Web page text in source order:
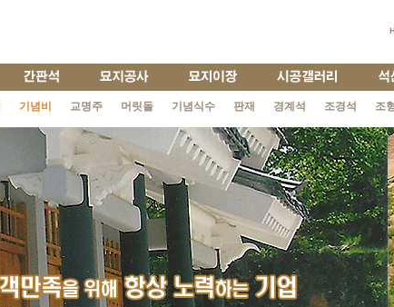
기념비 교명주 머릿돌 기념식수 판재 경계석 조경석 조